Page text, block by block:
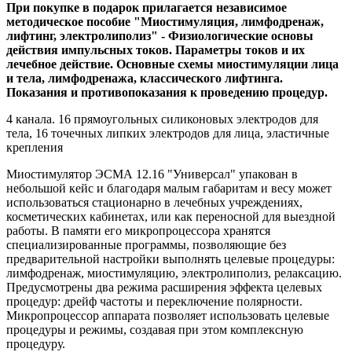
При покупке в подарок прилагается независимое
методическое пособие "Миостимуляция, лимфодренаж,
лифтинг, электролиполиз" - Физиологические основы
действия импульсных токов. Параметры токов и их
лечебное действие. Основные схемы миостимуляции лица
и тела, лимфодренажа, классического лифтинга.
Показания и противопоказания к проведению процедур.
4 канала. 16 прямоугольных силиконовых электродов для
тела, 16 точечных липких электродов для лица, эластичные
крепления
Миостимулятор ЭСМА 12.16 "Универсал" упакован в
небольшой кейс и благодаря малым габаритам и весу может
использоваться стационарно в лечебных учреждениях,
косметических кабинетах, или как переносной для выездной
работы. В памяти его микропроцессора хранятся
специализированные программы, позволяющие без
предварительной настройки выполнять целевые процедуры:
лимфодренаж, миостимуляцию, электролиполиз, релаксацию.
Предусмотрены два режима расширения эффекта целевых
процедур: дрейф частоты и переключение полярности.
Микропроцессор аппарата позволяет использовать целевые
процедуры и режимы, создавая при этом комплексную
процедуру.